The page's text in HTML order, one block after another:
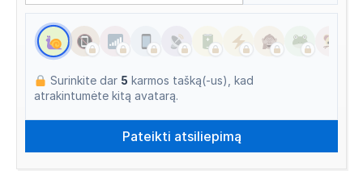
Surinkite dar 5 karmos tašką(-us), kad
atrakintumėte kitą avatarą.